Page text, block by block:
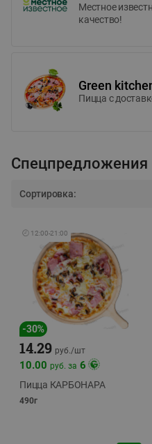
Местное
качество!
Green
Пицца c
Спецпредложения
Сортировка:
🕘 12:00-21:00
-30%
14.29 руб./шт
10.00 руб. за 6
Пицца КАРБОНАРА
490г